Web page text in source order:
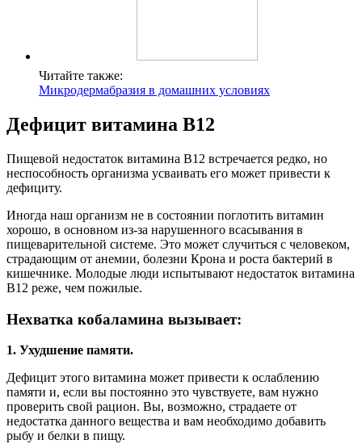
Читайте также:
Микродермабразия в домашних условиях
Дефицит витамина В12
Пищевой недостаток витамина B12 встречается редко, но
неспособность организма усваивать его может привести к
дефициту.
Иногда наш организм не в состоянии поглотить витамин
хорошо, в основном из-за нарушенного всасывания в
пищеварительной системе. Это может случиться с человеком,
страдающим от анемии, болезни Крона и роста бактерий в
кишечнике. Молодые люди испытывают недостаток витамина
B12 реже, чем пожилые.
Нехватка кобаламина вызывает:
1. Ухудшение памяти.
Дефицит этого витамина может привести к ослаблению
памяти и, если вы постоянно это чувствуете, вам нужно
проверить свой рацион. Вы, возможно, страдаете от
недостатка данного вещества и вам необходимо добавить
рыбу и белки в пищу.